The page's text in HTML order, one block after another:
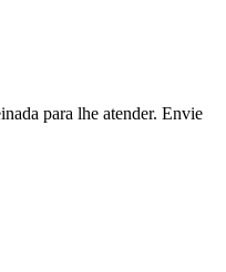
para lhe atender. Envie